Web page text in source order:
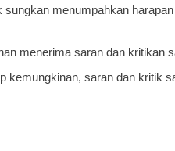
menumpahkan
menerima saran dan kritikan
kemungkinan, saran dan kritik